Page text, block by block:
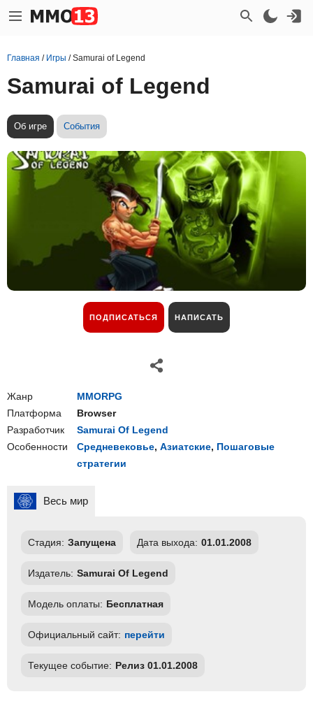
Главная / Игры /Samurai of Legend
Samurai of Legend
Об игре События
ПОДПИСАТЬСЯ НАПИСАТЬ
Жанр
MMORPG
Платформа
Browser
Разработчик
Samurai Of Legend
Особенности
Средневековье, Азиатские, Пошаговые
стратегии
Весь мир
Стадия: Запущена Дата выхода: 01.01.2008
Издатель: Samurai Of Legend
Модель оплаты: Бесплатная
Официальный сайт: перейти
Текущее событие: Релиз 01.01.2008